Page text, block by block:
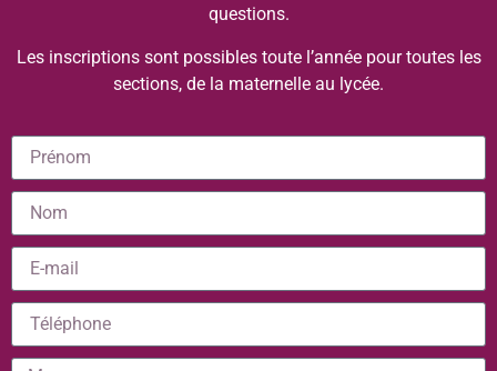
questions.
Les inscriptions sont possibles toute l’année pour toutes les
sections, de la maternelle au lycée.